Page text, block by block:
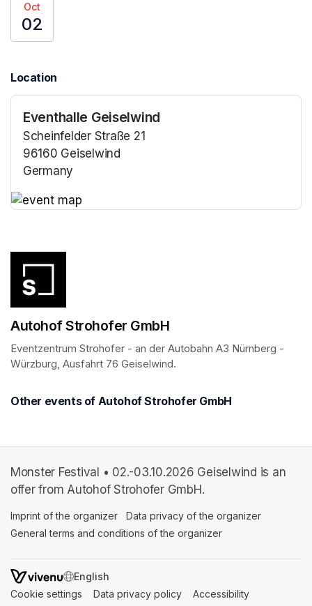
Oct
02
Location
Eventhalle Geiselwind
Scheinfelder Straße 21
96160 Geiselwind
Germany
Autohof Strohofer GmbH
Eventzentrum Strohofer - an der Autobahn A3 Nürnberg -
Würzburg, Ausfahrt 76 Geiselwind.
Other events of Autohof Strohofer GmbH
Monster Festival • 02.-03.10.2026 Geiselwind is an
offer from Autohof Strohofer GmbH.
Imprint of the organizer (opens in a new tab)
Data privacy of the organizer
General terms and conditions of the organizer
SWITCH LANGUAGE
Cookie settings (opens in a new tab)
Data privacy policy (opens in a new tab)
Accessibility